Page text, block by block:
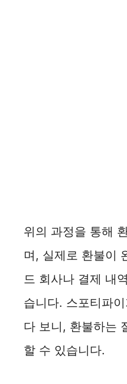
위의 과정을 통해
며, 실제로 환불이
드 회사나 결제 내
습니다. 스포티파
다 보니, 환불하는
할 수 있습니다.